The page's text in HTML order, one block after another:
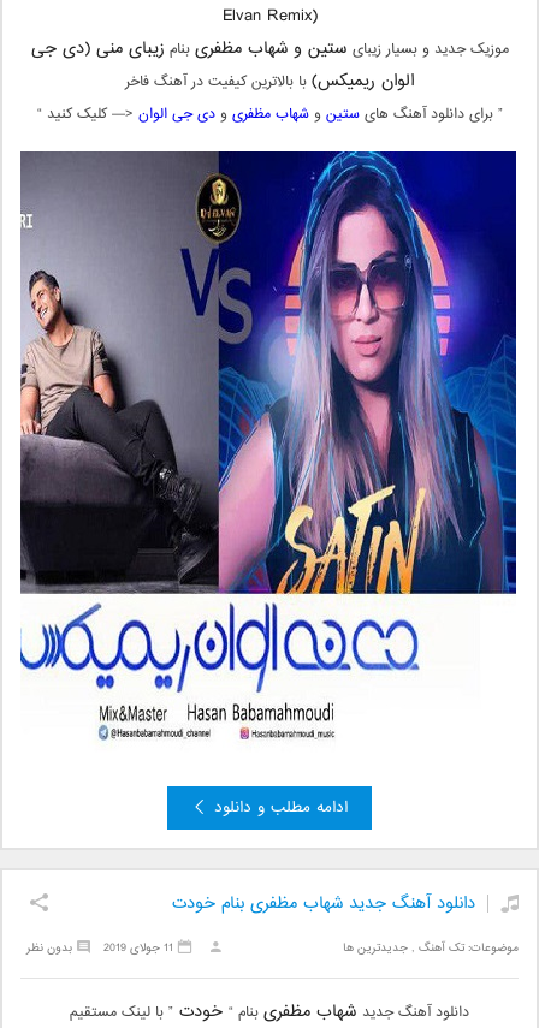
Elvan Remix)
موزیک جدید و بسیار زیبای ستین و شهاب مظفریبنام زیبای منی (دی جی
الوان ریمیکس)با بالاترین کیفیت در آهنگ فاخر
” برای دانلود آهنگ هایستین وشهاب مظفری ودی جی الوان <— کلیک کنید “
ادامه مطلب و دانلود
دانلود آهنگ جدید شهاب مظفری بنام خودت
موضوعات:تک آهنگ ,جدیدترین ها بدون نظر 11 جولای 2019
دانلود آهنگ جدید شهاب مظفریبنام “ خودت ” با لینک مستقیم